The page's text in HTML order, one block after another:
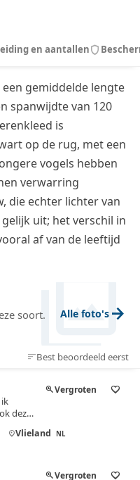
en aantallenshield
gemiddelde lengte
spanwijdte van 120
is
op de rug, met een
vogels hebben
verwarring
die echter lichter van
uit; het verschil in
af van de leeftijd
photo_library
soort. Alle foto's arrow_forward
sortBest beoordeeld eerst
deze
was
zoom_inVergroten favorite_border
location_onVlieland NL
zoom_inVergroten favorite_border